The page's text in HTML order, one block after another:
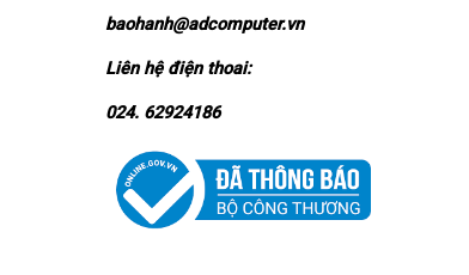
baohanh@adcomputer.vn
Liên hệ điện thoai:
024. 62924186